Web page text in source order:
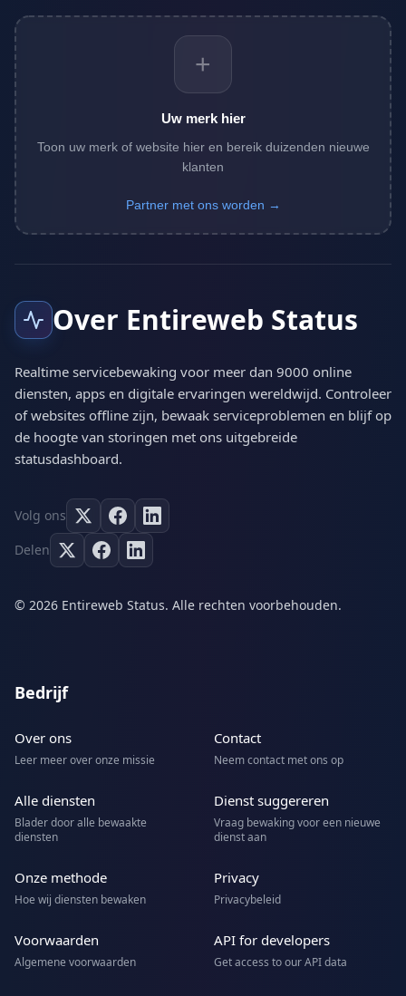
+
Uw merk hier
Toon uw merk of website hier en bereik duizenden nieuwe
klanten
Partner met ons worden →
Over Entireweb Status
Realtime servicebewaking voor meer dan 9000 online
diensten, apps en digitale ervaringen wereldwijd. Controleer
of websites offline zijn, bewaak serviceproblemen en blijf op
de hoogte van storingen met ons uitgebreide
statusdashboard.
Volg ons
Delen
© 2026 Entireweb Status. Alle rechten voorbehouden.
Bedrijf
Over ons
Leer meer over onze missie
Contact
Neem contact met ons op
Alle diensten
Blader door alle bewaakte
diensten
Dienst suggereren
Vraag bewaking voor een nieuwe
dienst aan
Onze methode
Hoe wij diensten bewaken
Privacy
Privacybeleid
Voorwaarden
Algemene voorwaarden
API for developers
Get access to our API data